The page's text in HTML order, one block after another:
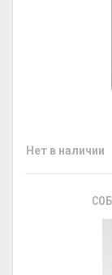
Нет в наличии